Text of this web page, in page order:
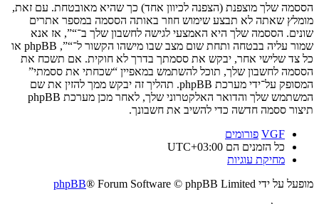
הססמה שלך מוצפנת (הצפנה לכיוון אחד) כך שהיא מאובטחת. עם זאת,
מומלץ שאתה לא תבצע שימוש חוזר באותה הססמה במספר אתרים
שונים. הססמה שלך היא האמצעי לגישה לחשבון שלך ב־“”, אז אנא
שמור עליה בבטחה ותחת שום מצב שבו מישהו הקשור ל־“”, phpBB או
כל צד שלישי אחר, יבקש את ססמתך בדרך לא חוקית. אם תשכח את
הססמה לחשבון שלך, תוכל להשתמש במאפיין “שכחתי את ססמתי”
המסופק על־ידי מערכת phpBB. תהליך זה יבקש ממך להזין את שם
המשתמש שלך והדואר האלקטרוני שלך, לאחר מכן מערכת phpBB
תיצור ססמה חדשה כדי להשיב את חשבונך.
VGF פורומים
כל הזמנים הם UTC+03:00
מחיקת עוגיות
מופעל על ידי
phpBB® Forum Software © phpBB Limited